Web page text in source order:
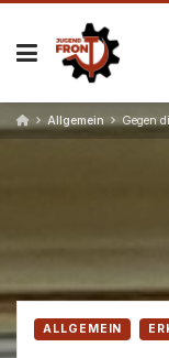
Skip
content
Allgemein Gegen die
ALLGEMEIN